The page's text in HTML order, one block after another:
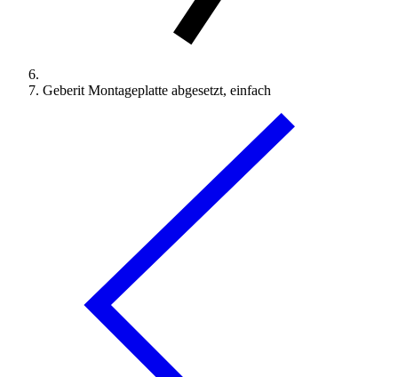
Geberit Montageplatte abgesetzt, einfach